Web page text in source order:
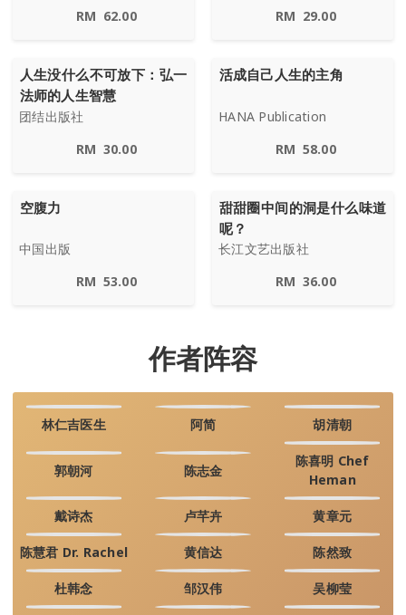
RM 62.00
RM 29.00
人生没什么不可放下：弘一
法师的人生智慧
团结出版社
RM 30.00
活成自己人生的主角
HANA Publication
RM 58.00
空腹力
中国出版
RM 53.00
甜甜圈中间的洞是什么味道
呢？
长江文艺出版社
RM 36.00
作者阵容
林仁吉医生 阿简 胡清朝
郭朝河 陈志金
陈喜明 Chef
Heman
戴诗杰 卢芊卉 黄章元
陈慧君 Dr. Rachel 黄信达 陈然致
杜韩念 邹汉伟 吴柳莹